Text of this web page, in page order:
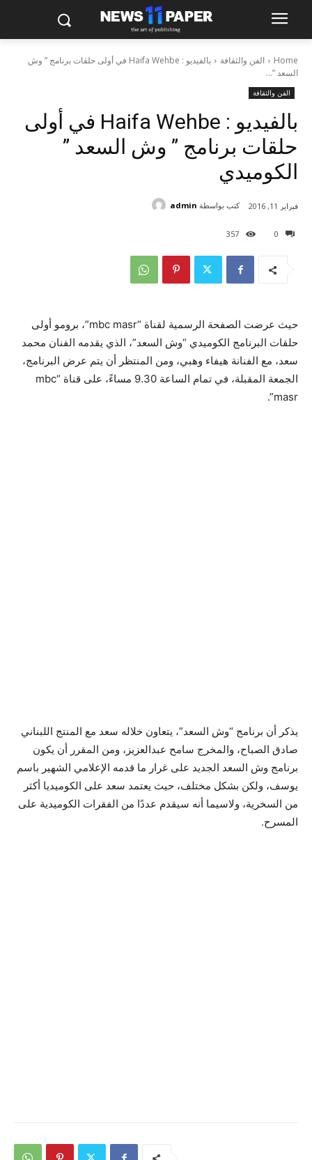
Home الفن والثقافة
بالفيديو : Haifa Wehbe في أولى حلقات برنامج ” وش
السعد ”...
الفن والثقافة
بالفيديو : Haifa Wehbe في أولى
حلقات برنامج ” وش السعد ”
الكوميدي
0
357
فبراير 11, 2016 كتب بواسطة admin
حيث عرضت الصفحة الرسمية لقناة “mbc masr”، برومو أولى
حلقات البرنامج الكوميدي “وش السعد”، الذي يقدمه الفنان محمد
سعد، مع الفنانة هيفاء وهبي، ومن المنتظر أن يتم عرض البرنامج،
الجمعة المقبلة، في تمام الساعة 9.30 مساءً، على قناة “mbc
masr”.
يذكر أن برنامج “وش السعد”، يتعاون خلاله سعد مع المنتج اللبناني
صادق الصباح، والمخرج سامح عبدالعزيز، ومن المقرر أن يكون
برنامج وش السعد الجديد على غرار ما قدمه الإعلامي الشهير باسم
يوسف، ولكن بشكل مختلف، حيث يعتمد سعد على الكوميديا أكثر
من السخرية، ولاسيما أنه سيقدم عددًا من الفقرات الكوميدية على
المسرح.